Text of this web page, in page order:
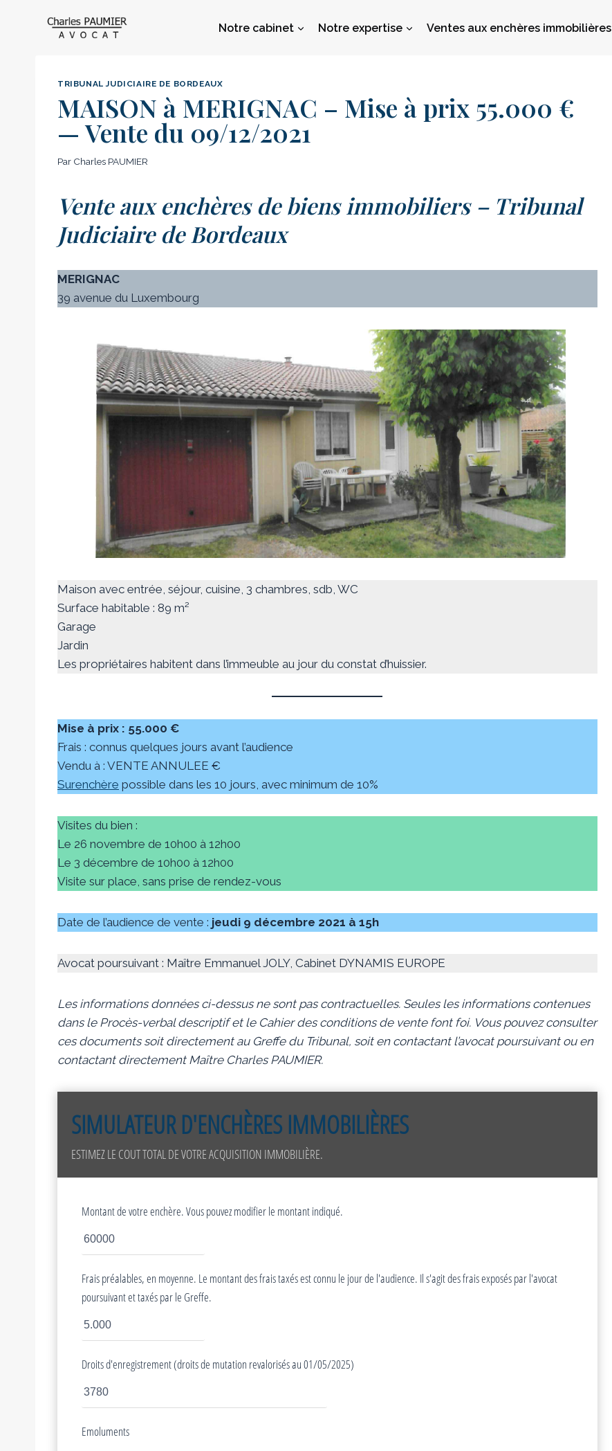
Notre cabinet Notre expertise Ventes aux enchères immobilières
TRIBUNAL JUDICIAIRE DE BORDEAUX
MAISON à MERIGNAC – Mise à prix 55.000 €
— Vente du 09/12/2021
Par Charles PAUMIER
Vente aux enchères de biens immobiliers – Tribunal
Judiciaire de Bordeaux
MERIGNAC
39 avenue du Luxembourg
Maison avec entrée, séjour, cuisine, 3 chambres, sdb, WC
Surface habitable : 89 m²
Garage
Jardin
Les propriétaires habitent dans l’immeuble au jour du constat d’huissier.
Mise à prix : 55.000 €
Frais : connus quelques jours avant l’audience
Vendu à : VENTE ANNULEE €
Surenchère possible dans les 10 jours, avec minimum de 10%
Visites du bien :
Le 26 novembre de 10h00 à 12h00
Le 3 décembre de 10h00 à 12h00
Visite sur place, sans prise de rendez-vous
Date de l’audience de vente : jeudi 9 décembre 2021 à 15h
Avocat poursuivant : Maître Emmanuel JOLY, Cabinet DYNAMIS EUROPE
Les informations données ci-dessus ne sont pas contractuelles. Seules les informations contenues
dans le Procès-verbal descriptif et le Cahier des conditions de vente font foi. Vous pouvez consulter
ces documents soit directement au Greffe du Tribunal, soit en contactant l’avocat poursuivant ou en
contactant directement Maître Charles PAUMIER.
SIMULATEUR D'ENCHÈRES IMMOBILIÈRES
ESTIMEZ LE COUT TOTAL DE VOTRE ACQUISITION IMMOBILIÈRE.
Montant de votre enchère. Vous pouvez modifier le montant indiqué.
Frais préalables, en moyenne. Le montant des frais taxés est connu le jour de l'audience. Il s'agit des frais exposés par l'avocat
poursuivant et taxés par le Greffe.
Droits d'enregistrement (droits de mutation revalorisés au 01/05/2025)
Emoluments